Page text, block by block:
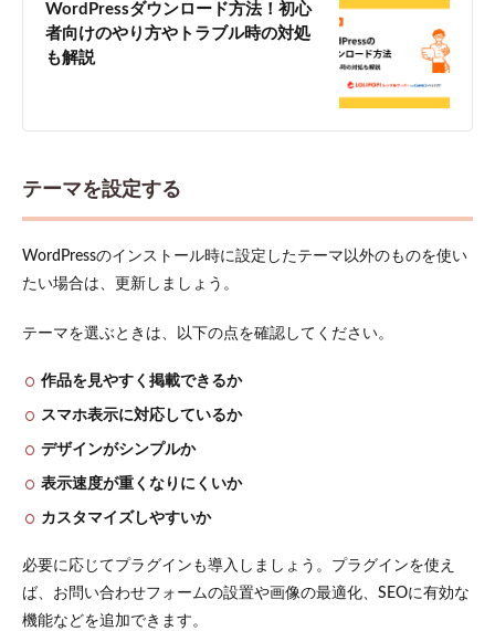
WordPressダウンロード方法！初心
者向けのやり方やトラブル時の対処
も解説
テーマを設定する
WordPressのインストール時に設定したテーマ以外のものを使い
たい場合は、更新しましょう。
テーマを選ぶときは、以下の点を確認してください。
作品を見やすく掲載できるか
スマホ表示に対応しているか
デザインがシンプルか
表示速度が重くなりにくいか
カスタマイズしやすいか
必要に応じてプラグインも導入しましょう。プラグインを使え
ば、お問い合わせフォームの設置や画像の最適化、SEOに有効な
機能などを追加できます。